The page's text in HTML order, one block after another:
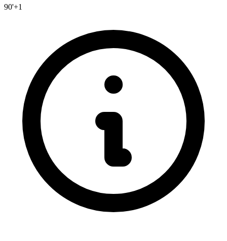
90'+1